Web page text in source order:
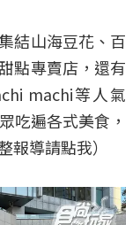
結山海豆花、百
點專賣店，還有
machi等人氣
吃遍各式美食，
報導請點我）